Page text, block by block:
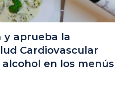
y aprueba la
Cardiovascular
en los menús